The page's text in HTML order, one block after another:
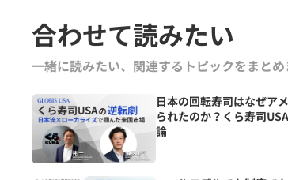
合わせて読みたい
一緒に読みたい、関連するトピックをまとめ
日本の回転寿司はなぜア
られたのか？くら寿司
論